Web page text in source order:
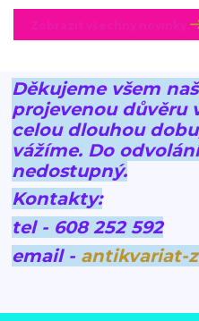
Děkujeme všem
projevenou důvěru
celou dlouhou
vážíme. Do
nedostupný.
Kontakty:
tel - 608 252 592
email - antikvariat-